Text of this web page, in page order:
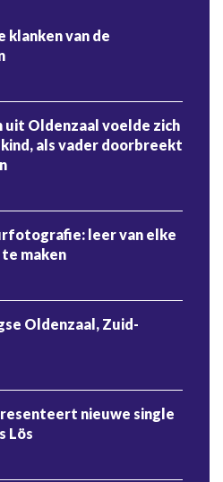
klanken van de
uit Oldenzaal voelde zich
als vader doorbreekt
leer van elke
maken
Oldenzaal, Zuid-
nieuwe single
Lös